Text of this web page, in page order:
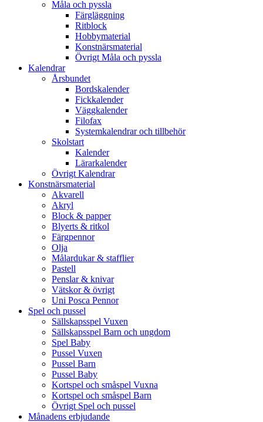
Måla och pyssla
Färgläggning
Ritblock
Hobbymaterial
Konstnärsmaterial
Övrigt Måla och pyssla
Kalendrar
Årsbundet
Bordskalender
Fickkalender
Väggkalender
Filofax
Systemkalendrar och tillbehör
Skolstart
Kalender
Lärarkalender
Övrigt Kalendrar
Konstnärsmaterial
Akvarell
Akryl
Block & papper
Blyerts & ritkol
Färgpennor
Olja
Målardukar & stafflier
Pastell
Penslar & knivar
Vätskor & övrigt
Uni Posca Pennor
Spel och pussel
Sällskapsspel Vuxen
Sällskapsspel Barn och ungdom
Spel Baby
Pussel Vuxen
Pussel Barn
Pussel Baby
Kortspel och småspel Vuxna
Kortspel och småspel Barn
Övrigt Spel och pussel
Månadens erbjudande